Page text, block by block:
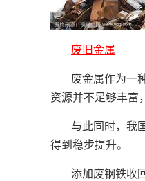
废旧金属
废金属作为一
资源并不足够丰富
与此同时，我
得到稳步提升。
添加废钢铁收